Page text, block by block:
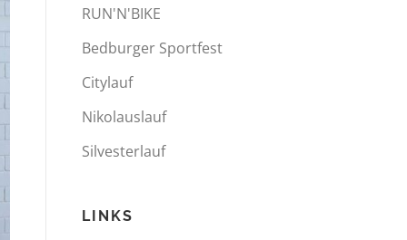
RUN'N'BIKE
Bedburger Sportfest
Citylauf
Nikolauslauf
Silvesterlauf
LINKS